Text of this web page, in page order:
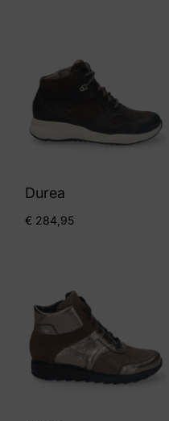
Durea
€ 284,95